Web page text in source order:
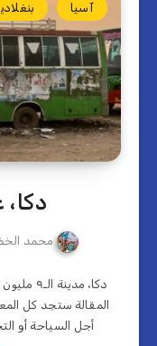
آسيا
محمد
دكا،
المقالة ستجد كل
أجل السياحة أو